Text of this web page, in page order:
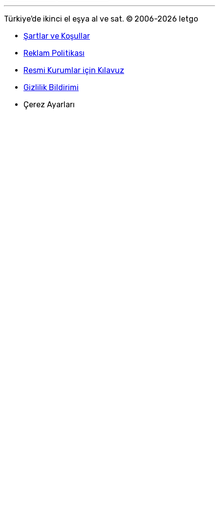
Türkiye'de ikinci el eşya al ve sat. © 2006-2026 letgo
Şartlar ve Koşullar
Reklam Politikası
Resmi Kurumlar için Kılavuz
Gizlilik Bildirimi
Çerez Ayarları